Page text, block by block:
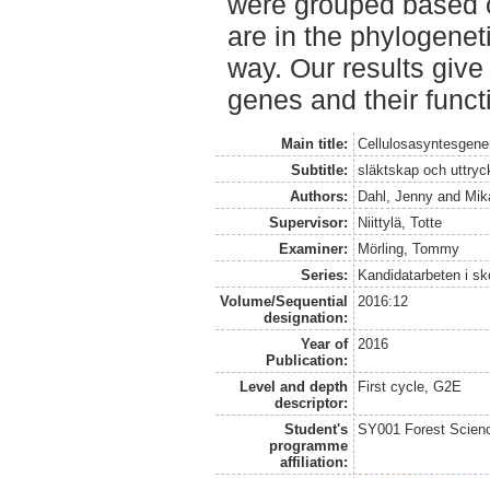
are in the
way. Our results
genes and their
Main title:
Subtitle:
släktskap och
Authors:
Dahl, Jenny and
Supervisor:
Niittylä, Totte
Examiner:
Mörling, Tommy
Series:
Kandidatarbeten i
Volume/Sequential
designation:
2016:12
Year of
Publication:
2016
Level and depth
descriptor:
First cycle, G2E
Student's
programme
affiliation:
SY001 Forest